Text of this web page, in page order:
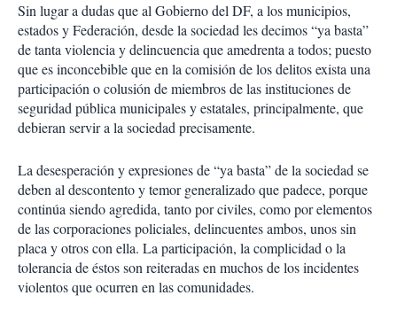
i
r
Sin lugar a dudas que al Gobierno del DF, a los municipios,
estados y Federación, desde la sociedad les decimos “ya basta”
de tanta violencia y delincuencia que amedrenta a todos; puesto
que es inconcebible que en la comisión de los delitos exista una
participación o colusión de miembros de las instituciones de
seguridad pública municipales y estatales, principalmente, que
debieran servir a la sociedad precisamente.
La desesperación y expresiones de “ya basta” de la sociedad se
deben al descontento y temor generalizado que padece, porque
continúa siendo agredida, tanto por civiles, como por elementos
de las corporaciones policiales, delincuentes ambos, unos sin
placa y otros con ella. La participación, la complicidad o la
tolerancia de éstos son reiteradas en muchos de los incidentes
violentos que ocurren en las comunidades.